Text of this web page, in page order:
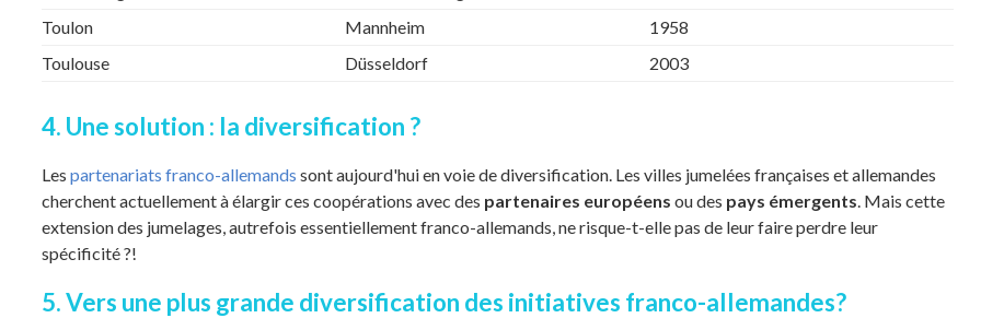
Toulon
Mannheim
1958
Toulouse
Düsseldorf 2003
4. Une solution : la diversification ?
Les partenariats franco-allemands sont aujourd'hui en voie de diversification. Les villes jumelées françaises et allemandes
cherchent actuellement à élargir ces coopérations avec des partenaires européens ou des pays émergents. Mais cette
extension des jumelages, autrefois essentiellement franco-allemands, ne risque-t-elle pas de leur faire perdre leur
spécificité ?!
5. Vers une plus grande diversification des initiatives franco-allemandes?